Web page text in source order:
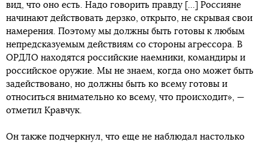
вид, что оно есть. Надо говорить правду [...] Россияне
начинают действовать дерзко, открыто, не скрывая свои
намерения. Поэтому мы должны быть готовы к любым
непредсказуемым действиям со стороны агрессора. В
ОРДЛО находятся российские наемники, командиры и
российское оружие. Мы не знаем, когда оно может быть
задействовано, но должны быть ко всему готовы и
относиться внимательно ко всему, что происходит», —
отметил Кравчук.
Он также подчеркнул, что еще не наблюдал настолько